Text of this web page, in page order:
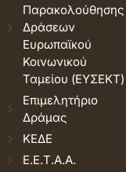
Παρακολούθησης
Δράσεων
Ευρωπαϊκού
Κοινωνικού
Ταμείου (ΕΥΣΕΚΤ)
Επιμελητήριο
Δράμας
ΚΕΔΕ
Ε.Ε.Τ.Α.Α.